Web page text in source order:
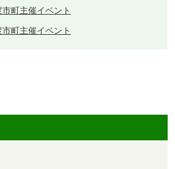
町主催イベント
町主催イベント